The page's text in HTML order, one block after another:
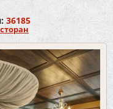
36185